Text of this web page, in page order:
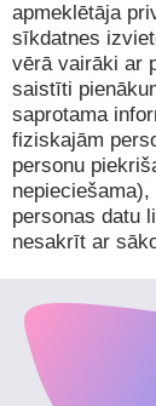
apmeklētāja
sīkdatnes
vērā vairāki ar
saistīti
saprotama
fiziskajām
personu
personas datu
nesakrīt ar